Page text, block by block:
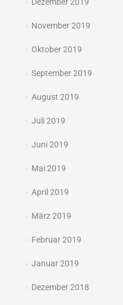
November 2019
Oktober 2019
September 2019
August 2019
Juli 2019
Juni 2019
Mai 2019
April 2019
März 2019
Februar 2019
Januar 2019
Dezember 2018